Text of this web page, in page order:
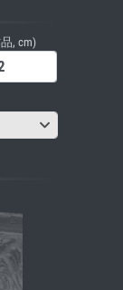
, cm)